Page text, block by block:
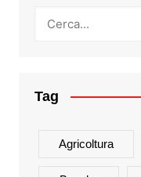
Tag
Agricoltura